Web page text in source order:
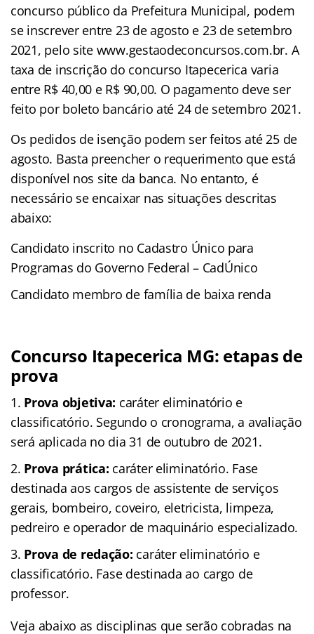
concurso público da Prefeitura Municipal, podem
se inscrever entre 23 de agosto e 23 de setembro
2021, pelo site www.gestaodeconcursos.com.br. A
taxa de inscrição do concurso Itapecerica varia
entre R$ 40,00 e R$ 90,00. O pagamento deve ser
feito por boleto bancário até 24 de setembro 2021.
Os pedidos de isenção podem ser feitos até 25 de
agosto. Basta preencher o requerimento que está
disponível nos site da banca. No entanto, é
necessário se encaixar nas situações descritas
abaixo:
Candidato inscrito no Cadastro Único para
Programas do Governo Federal – CadÚnico
Candidato membro de família de baixa renda
Concurso Itapecerica MG: etapas de
prova
Prova objetiva: caráter eliminatório e
classificatório. Segundo o cronograma, a avaliação
será aplicada no dia 31 de outubro de 2021.
Prova prática: caráter eliminatório. Fase
destinada aos cargos de assistente de serviços
gerais, bombeiro, coveiro, eletricista, limpeza,
pedreiro e operador de maquinário especializado.
Prova de redação: caráter eliminatório e
classificatório. Fase destinada ao cargo de
professor.
Veja abaixo as disciplinas que serão cobradas na